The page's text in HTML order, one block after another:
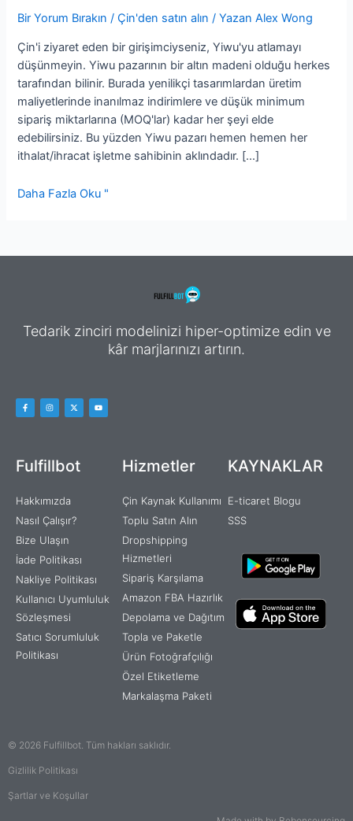
Bir Yorum Bırakın /Çin'den satın alın / Yazan Alex Wong
Çin'i ziyaret eden bir girişimciyseniz, Yiwu'yu atlamayı
düşünmeyin. Yiwu pazarının bir altın madeni olduğu herkes
tarafından bilinir. Burada yenilikçi tasarımlardan üretim
maliyetlerinde inanılmaz indirimlere ve düşük minimum
sipariş miktarlarına (MOQ'lar) kadar her şeyi elde
edebilirsiniz. Bu yüzden Yiwu pazarı hemen hemen her
ithalat/ihracat işletme sahibinin aklındadır. [...]
Daha Fazla Oku "
Tedarik zinciri modelinizi hiper-optimize edin ve
kâr marjlarınızı artırın.
F
a
c
-
f
I
n
s
X
-
t
r
Y
o
u
Fulfillbot
Hakkımızda
Nasıl Çalışır?
Bize Ulaşın
İade Politikası
Nakliye Politikası
Kullanıcı Uyumluluk
Sözleşmesi
Satıcı Sorumluluk
Politikası
Hizmetler
Çin Kaynak Kullanımı
Toplu Satın Alın
Dropshipping
Hizmetleri
Sipariş Karşılama
Amazon FBA Hazırlık
Depolama ve Dağıtım
Topla ve Paketle
Ürün Fotoğrafçılığı
Özel Etiketleme
Markalaşma Paketi
KAYNAKLAR
E-ticaret Blogu
SSS
© 2026 Fulfillbot. Tüm hakları saklıdır.
Gizlilik Politikası
Şartlar ve Koşullar